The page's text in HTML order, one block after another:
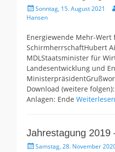
Gepostet
am
Sonntag, 15. August 2021
Hansen
Energiewende Mehr-Wert
SchirmherrschaftHubert
MDLStaatsminister für
Landesentwicklung und
Download (weitere folgen):
Anlagen: Ende
Jahrestagung 2019
Gepostet
Samstag, 28. November